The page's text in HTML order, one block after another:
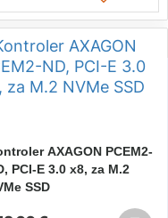
AXAGON PCEM2-
PCI-E 3.0 x8, za M.2
SSD